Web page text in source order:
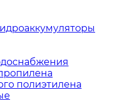
полиэтилена